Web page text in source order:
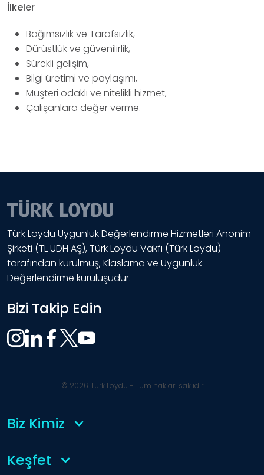
İlkeler
Bağımsızlık ve Tarafsızlık,
Dürüstlük ve güvenilirlik,
Sürekli gelişim,
Bilgi üretimi ve paylaşımı,
Müşteri odaklı ve nitelikli hizmet,
Çalışanlara değer verme.
Türk Loydu Uygunluk Değerlendirme Hizmetleri Anonim
Şirketi (TL UDH AŞ), Türk Loydu Vakfı (Türk Loydu)
tarafından kurulmuş, Klaslama ve Uygunluk
Değerlendirme kuruluşudur.
Bizi Takip Edin
© 2026 Türk Loydu - Tüm hakları saklıdır
Biz Kimiz
Keşfet